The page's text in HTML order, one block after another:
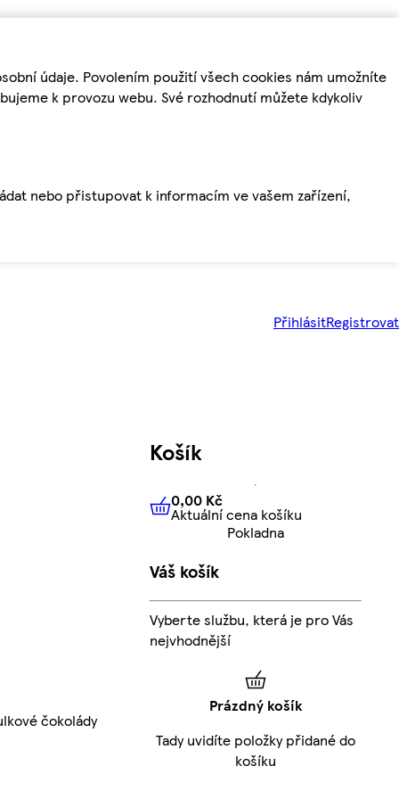
údaje. Povolením použití všech cookies nám umožníte
k provozu webu. Své rozhodnutí můžete kdykoliv
nebo přistupovat k informacím ve vašem zařízení,
PřihlásitRegistrovat
čokolády
Košík
0,00 KčAktuální cena košíku
0,00 Kč
Aktuální cena košíku
Pokladna
Váš košík
Vyberte službu, která je pro Vás
nejvhodnější
Prázdný košík
Tady uvidíte položky přidané do
košíku